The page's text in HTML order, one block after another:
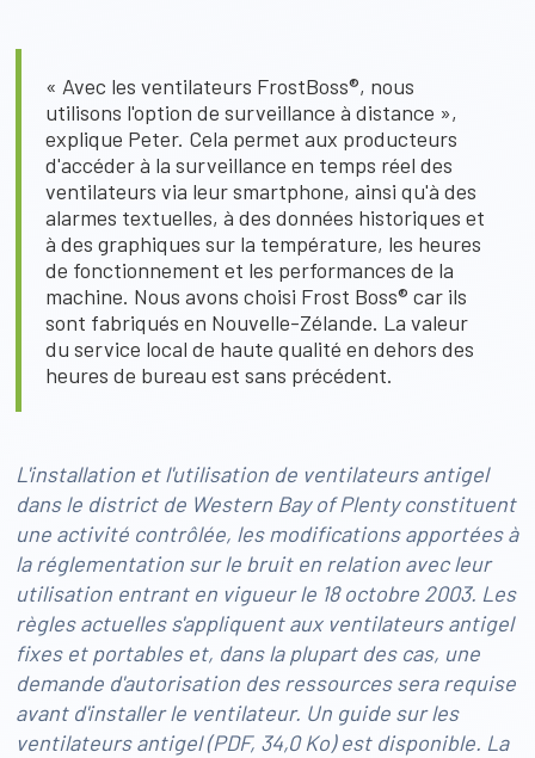
« Avec les ventilateurs FrostBoss®, nous
utilisons l'option de surveillance à distance »,
explique Peter. Cela permet aux producteurs
d'accéder à la surveillance en temps réel des
ventilateurs via leur smartphone, ainsi qu'à des
alarmes textuelles, à des données historiques et
à des graphiques sur la température, les heures
de fonctionnement et les performances de la
machine. Nous avons choisi Frost Boss® car ils
sont fabriqués en Nouvelle-Zélande. La valeur
du service local de haute qualité en dehors des
heures de bureau est sans précédent.
L'installation et l'utilisation de ventilateurs antigel
dans le district de Western Bay of Plenty constituent
une activité contrôlée, les modifications apportées à
la réglementation sur le bruit en relation avec leur
utilisation entrant en vigueur le 18 octobre 2003. Les
règles actuelles s'appliquent aux ventilateurs antigel
fixes et portables et, dans la plupart des cas, une
demande d'autorisation des ressources sera requise
avant d'installer le ventilateur. Un guide sur les
ventilateurs antigel (PDF, 34,0 Ko) est disponible. La